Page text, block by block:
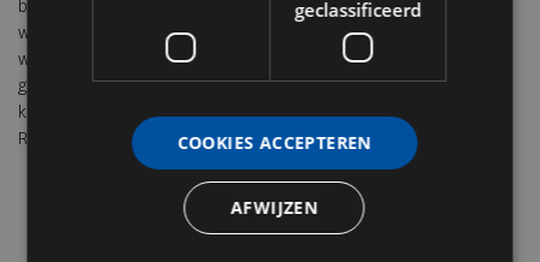
bijzonder? Het antwoord is simpel: het biedt niet alleen prachtige
woningen, maar zorgen ervoor dat ieder project tot in de puntjes
wordt verzorgd. Het team staat altijd voor je klaar, van het eerste
gesprek tot de oplevering van het project. Kwaliteit,
klantgerichtheid en innovatie zijn de drie pijlers waar Prometheus
Real Estate voor staat.
geclassificeerd
COOKIES ACCEPTEREN
AFWIJZEN